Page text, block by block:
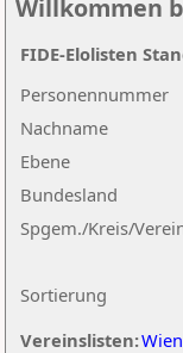
Willkommen
Nachname
Ebene
Sortierung
Personennummer
Bundesland
Spgem./Kreis/
Vereinslisten:Wien
FIDE-Elolisten